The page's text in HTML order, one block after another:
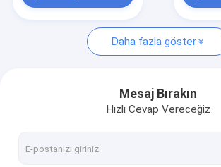
Patlama Korumalı LED Yüksek Bay Işıkları
Patlama Korumalı LED Sel Işık
Daha fazla göster
Mesaj Bırakın
Hızlı Cevap Vereceğiz